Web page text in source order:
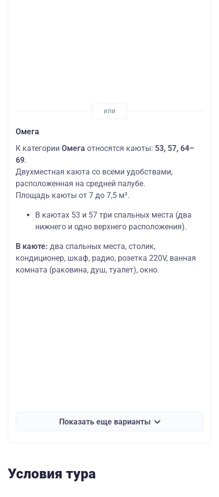
Омега
К категории Омега относятся каюты: 53, 57, 64–
69.
Двухместная каюта со всеми удобствами,
расположенная на средней палубе.
Площадь каюты от 7 до 7,5 м².
В каютах 53 и 57 три спальных места (два
нижнего и одно верхнего расположения).
В каюте: два спальных места, столик,
кондиционер, шкаф, радио, розетка 220V, ванная
комната (раковина, душ, туалет), окно.
Показать еще варианты
Условия тура